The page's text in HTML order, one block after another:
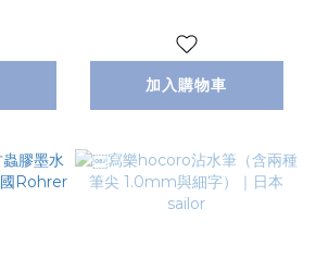
加入購物車